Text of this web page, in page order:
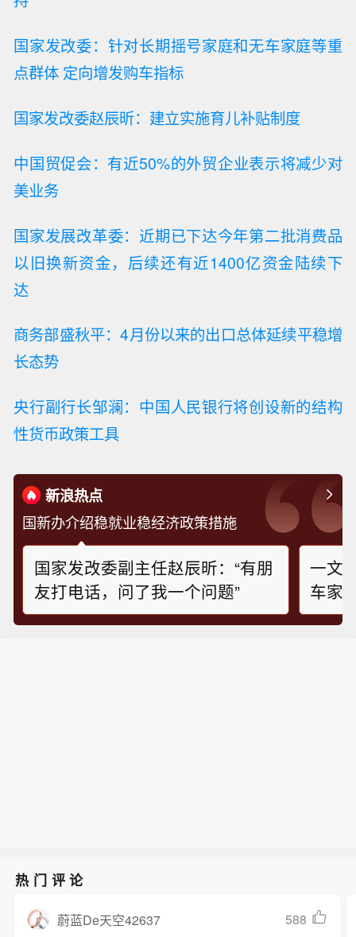
国家发改委：针对长期摇号家庭和无车家庭等重
点群体 定向增发购车指标
国家发改委赵辰昕：建立实施育儿补贴制度
中国贸促会：有近50%的外贸企业表示将减少对
美业务
国家发展改革委：近期已下达今年第二批消费品
以旧换新资金，后续还有近1400亿资金陆续下
达
商务部盛秋平：4月份以来的出口总体延续平稳增
长态势
央行副行长邹澜：中国人民银行将创设新的结构
性货币政策工具
新浪热点
国新办介绍稳就业稳经济政策措施
国家发改委副主任赵辰昕：“有朋
友打电话，问了我一个问题”
一文
车家
施育
热门评论
蔚蓝De天空42637 588